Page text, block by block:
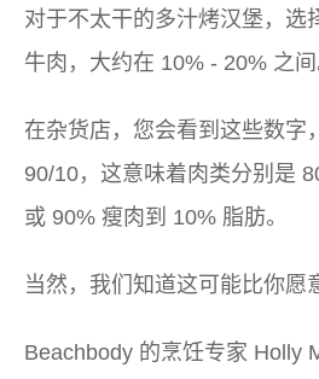
对于不太干的多汁烤汉堡，选
牛肉，大约在 10% - 20% 之间
在杂货店，您会看到这些数字
90/10，这意味着肉类分别是
或 90% 瘦肉到 10% 脂肪。
当然，我们知道这可能比你愿
Beachbody 的烹饪专家 Holly